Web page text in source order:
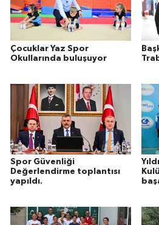
Çocuklar Yaz Spor
Okullarında buluşuyor
Spor Güvenliği
Değerlendirme toplantısı
yapıldı.